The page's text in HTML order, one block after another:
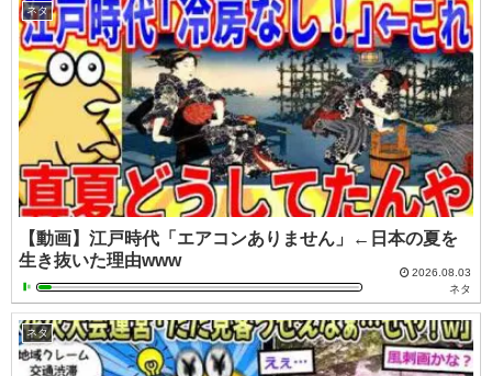
ネタ
【動画】江戸時代「エアコンありません」←日本の夏を
生き抜いた理由www
2026.08.03
ネタ
ネタ